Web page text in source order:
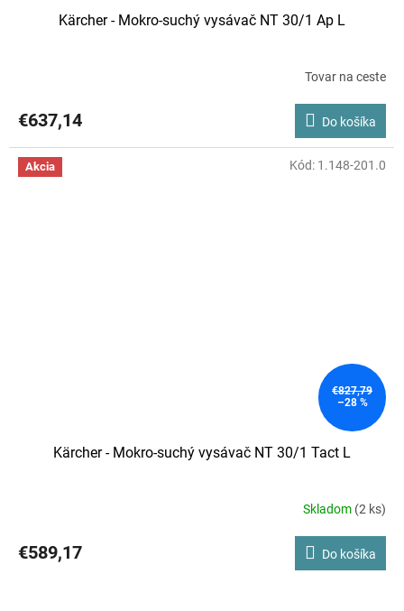
Kärcher - Mokro-suchý vysávač NT 30/1 Ap L
Tovar na ceste
€637,14 Do košíka
Akcia
€827,79
–28 %
Kärcher - Mokro-suchý vysávač NT 30/1 Tact L
Skladom (2 ks)
€589,17 Do košíka
Kód: 1.148-201.0